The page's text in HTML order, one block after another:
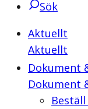
Sök
Aktuellt
Aktuellt
Dokument
Dokument